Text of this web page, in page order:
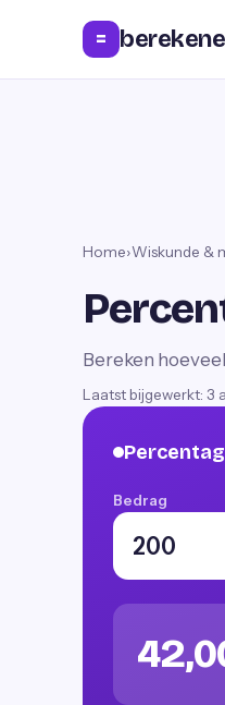
=
Home›Wiskunde &
Bereken
Laatst bijgewerkt: 3
Bedrag